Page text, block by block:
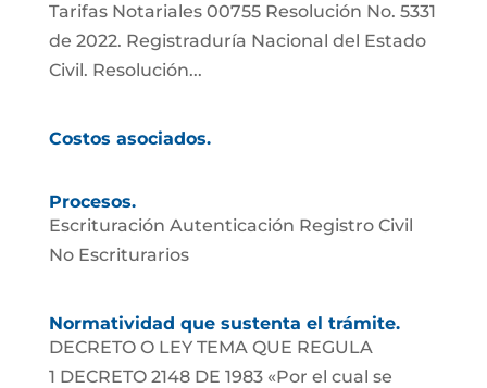
Tarifas Notariales 00755 Resolución No. 5331
de 2022. Registraduría Nacional del Estado
Civil. Resolución...
Costos asociados.
Procesos.
Escrituración Autenticación Registro Civil
No Escriturarios
Normatividad que sustenta el trámite.
DECRETO O LEY TEMA QUE REGULA
1 DECRETO 2148 DE 1983 «Por el cual se